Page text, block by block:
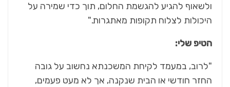
ולשאוף להגיע להגשמת החלום, תוך כדי שמירה על
היכולות לצלוח תקופות מאתגרות."
הטיפ שלי:
"לרוב, במעמד לקיחת המשכנתא נחשוב על גובה
החזר חודשי או הבית שנקנה, אך לא מעט פעמים,